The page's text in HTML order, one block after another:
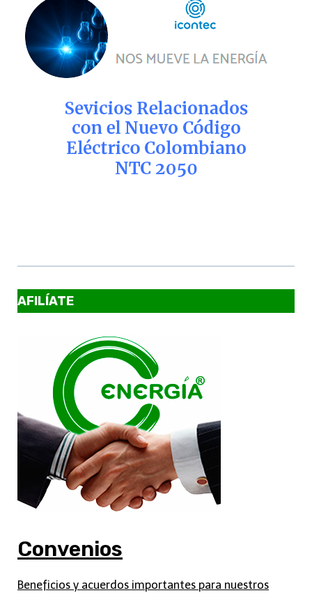
AFILÍATE
Convenios
Beneficios y acuerdos importantes para nuestros